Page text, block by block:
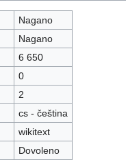
Nagano
Nagano
6 650
0
2
cs - čeština
wikitext
Dovoleno